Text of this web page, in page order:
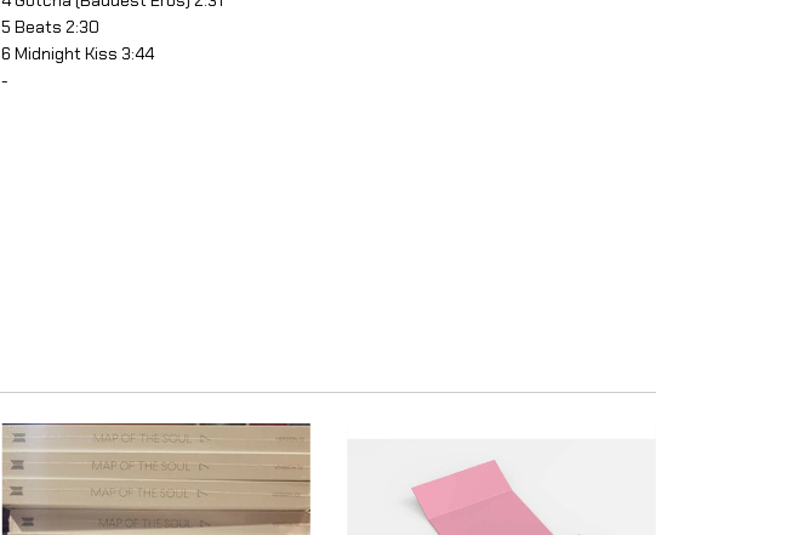
5 Beats 2:30
6 Midnight Kiss 3:44
-